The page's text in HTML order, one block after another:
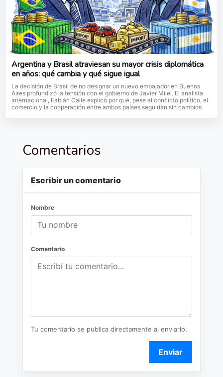
Argentina y Brasil atraviesan su mayor crisis diplomática
en años: qué cambia y qué sigue igual
La decisión de Brasil de no designar un nuevo embajador en Buenos
Aires profundizó la tensión con el gobierno de Javier Milei. El analista
internacional, Fabián Calle explicó por qué, pese al conflicto político, el
comercio y la cooperación entre ambos países seguirían sin cambios
Comentarios
Escribir un comentario
Nombre
Comentario
Tu comentario se publica directamente al enviarlo.
Enviar